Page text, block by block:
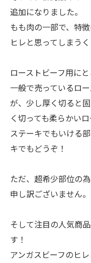
追加になりました。
もも肉の一部で、特
ヒレと思ってしまうく
ローストビーフ用に
一般で売っているロ
が、少し厚く切ると
く切っても柔らかい
ステーキでもいける
キでもどうぞ！
ただ、超希少部位の
申し訳ございません。
そして注目の人気商
す！
アンガスビーフのヒ